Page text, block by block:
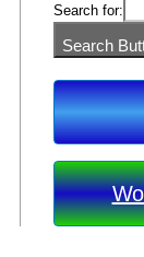
Search for:
Search